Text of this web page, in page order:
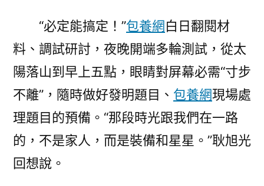
“必定能搞定！”包養網白日翻閱材
料、調試研討，夜晚開端多輪測試，從太
陽落山到早上五點，眼睛對屏幕必需“寸步
不離”，隨時做好發明題目、 包養網現場處
理題目的預備。“那段時光跟我們在一路
的，不是家人，而是裝備和星星。”耿旭光
回想說。